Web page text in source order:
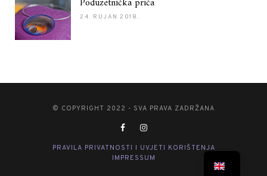
24. RUJAN 2018.
© COPYRIGHT 2022 - SVA PRAVA ZADRŽANA
PRAVILA PRIVATNOSTI I UVJETI KORIŠTENJA
IMPRESSUM